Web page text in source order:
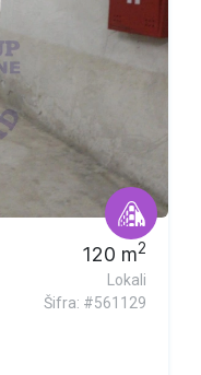
120 m2
Lokali
Šifra: #561129